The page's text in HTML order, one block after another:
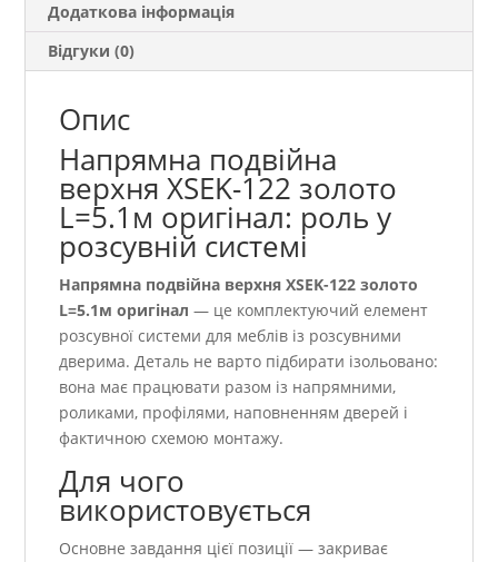
Додаткова інформація
Відгуки (0)
Опис
Напрямна подвійна
верхня ХSEK-122 золото
L=5.1м оригінал: роль у
розсувній системі
Напрямна подвійна верхня ХSEK-122 золото
L=5.1м оригінал — це комплектуючий елемент
розсувної системи для меблів із розсувними
дверима. Деталь не варто підбирати ізольовано:
вона має працювати разом із напрямними,
роликами, профілями, наповненням дверей і
фактичною схемою монтажу.
Для чого
використовується
Основне завдання цієї позиції — закриває